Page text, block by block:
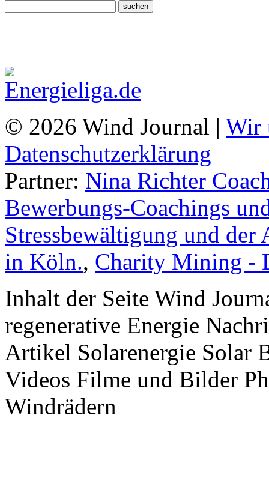
© 2026 Wind Journal | Wir
Datenschutzerklärung
Partner: Nina Richter
Bewerbungs-Coachings
Stressbewältigung und
in Köln., Charity Mining -
Inhalt der Seite Wind
regenerative Energie
Artikel Solarenergie Solar
Videos Filme und Bilder
Windrädern